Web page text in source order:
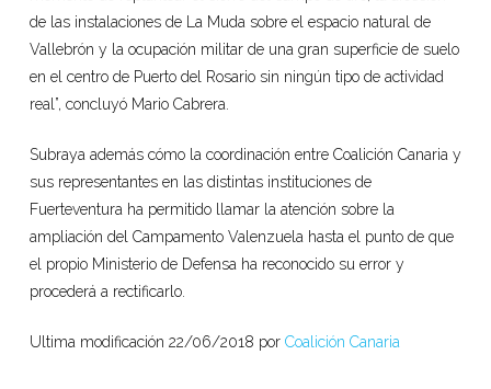
de las instalaciones de La Muda sobre el espacio natural de
Vallebrón y la ocupación militar de una gran superficie de suelo
en el centro de Puerto del Rosario sin ningún tipo de actividad
real”, concluyó Mario Cabrera.
Subraya además cómo la coordinación entre Coalición Canaria y
sus representantes en las distintas instituciones de
Fuerteventura ha permitido llamar la atención sobre la
ampliación del Campamento Valenzuela hasta el punto de que
el propio Ministerio de Defensa ha reconocido su error y
procederá a rectificarlo.
Ultima modificación 22/06/2018 por Coalición Canaria